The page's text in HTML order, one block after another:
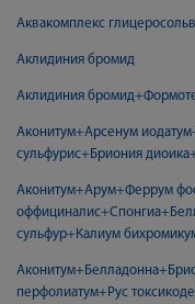
Аквакомплекс
Аклидиния бромид
Аклидиния
Аконитум+Арсенум
сульфурис+Бриония
Аконитум+Арум+Феррум
сульфур+Калиум
перфолиатум+Рус